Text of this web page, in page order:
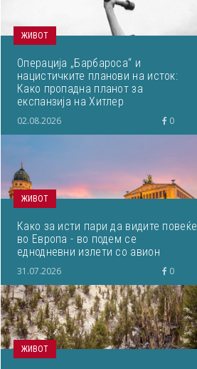
ЖИВОТ
Операција „Барбароса“ и
нацистичките планови на исток:
Како пропадна планот за
експанзија на Хитлер
02.08.2026 0
ЖИВОТ
Како за исти пари да видите повеќе
во Европа - во подем се
еднодневни излети со авион
31.07.2026 0
ЖИВОТ